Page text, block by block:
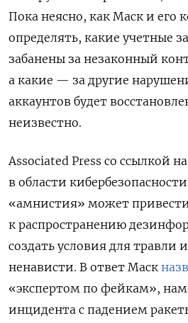
Пока неясно, как Маск и его
определять, какие учетные
забанены за незаконный
а какие — за другие
аккаунтов будет
неизвестно.
Associated Press со ссылкой
в области кибербезопасности
«амнистия» может
к распространению
создать условия для травли
ненависти. В ответ Маск
«экспертом по фейкам»,
инцидента с падением